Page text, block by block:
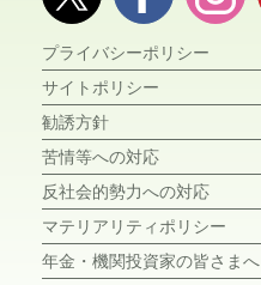
プライバシーポリシー
サイトポリシー
勧誘方針
苦情等への対応
反社会的勢力への対応
マテリアリティポリシー
年金・機関投資家の皆さまへ